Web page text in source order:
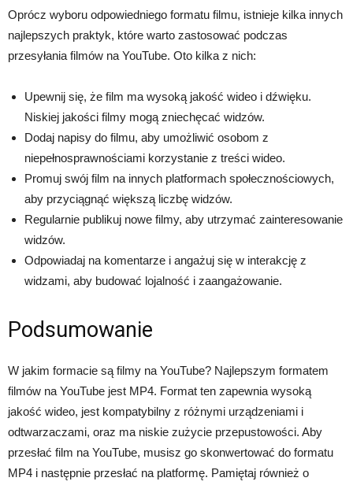
Oprócz wyboru odpowiedniego formatu filmu, istnieje kilka innych
najlepszych praktyk, które warto zastosować podczas
przesyłania filmów na YouTube. Oto kilka z nich:
Upewnij się, że film ma wysoką jakość wideo i dźwięku.
Niskiej jakości filmy mogą zniechęcać widzów.
Dodaj napisy do filmu, aby umożliwić osobom z
niepełnosprawnościami korzystanie z treści wideo.
Promuj swój film na innych platformach społecznościowych,
aby przyciągnąć większą liczbę widzów.
Regularnie publikuj nowe filmy, aby utrzymać zainteresowanie
widzów.
Odpowiadaj na komentarze i angażuj się w interakcję z
widzami, aby budować lojalność i zaangażowanie.
Podsumowanie
W jakim formacie są filmy na YouTube? Najlepszym formatem
filmów na YouTube jest MP4. Format ten zapewnia wysoką
jakość wideo, jest kompatybilny z różnymi urządzeniami i
odtwarzaczami, oraz ma niskie zużycie przepustowości. Aby
przesłać film na YouTube, musisz go skonwertować do formatu
MP4 i następnie przesłać na platformę. Pamiętaj również o